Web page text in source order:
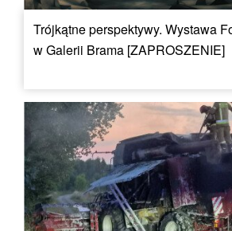
Trójkątne perspektywy. Wystawa
w Galerii Brama [ZAPROSZENIE]